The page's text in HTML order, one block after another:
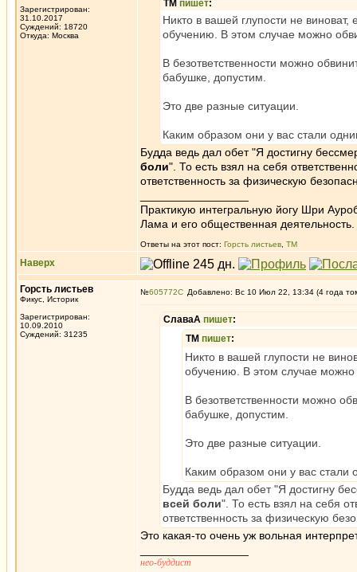
Зарегистрирован:
31.10.2017
Суждений: 18720
Откуда: Москва
ТМ пишет:
Никто в вашей глупости не
обучению. В этом случае можно
В безответственности можно
бабушке, допустим.
Это две разные ситуации.
Каким образом они у вас стали
Будда ведь дал обет "Я достигну
боли". То есть взял на себя
ответственность за физическую
Практикую интегральную йогу Шри
Лама и его общественная деятельность.
Ответы на этот пост: Горсть листьев ТМ
Наверх
Горсть листьев
Фикус, Историк
Зарегистрирован:
10.09.2010
Суждений: 31235
№605772 Добавлено: Вс 10 Июл 22, 13:34 (4 года
СлаваА пишет:
ТМ пишет:
Никто в вашей глупости не
обучению. В этом случае можно
В безответственности можно
бабушке, допустим.
Это две разные ситуации.
Каким образом они у вас стали
Будда ведь дал обет "Я достигну
всей боли". То есть взял на себя
ответственность за физическую
Это какая-то очень уж вольная
нео-буддист